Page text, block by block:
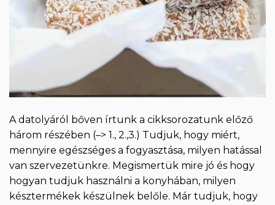
A datolyáról bőven írtunk a cikksorozatunk előző
három részében (–> 1., 2.,3.) Tudjuk, hogy miért,
mennyire egészséges a fogyasztása, milyen hatással
van szervezetünkre. Megismertük mire jó és hogy
hogyan tudjuk használni a konyhában, milyen
késztermékek készülnek belőle. Már tudjuk, hogy